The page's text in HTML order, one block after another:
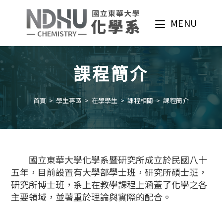
MENU
課程簡介
首頁 > 學生專區 > 在學學生 > 課程相關 > 課程簡介
國立東華大學化學系暨研究所成立於民國八十
五年，目前設置有大學部學士班，研究所碩士班，
研究所博士班，系上在教學課程上涵蓋了化學之各
主要領域，並著重於理論與實際的配合。